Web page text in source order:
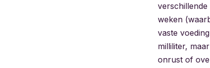
verschillende
weken
vaste
milliliter,
onrust of